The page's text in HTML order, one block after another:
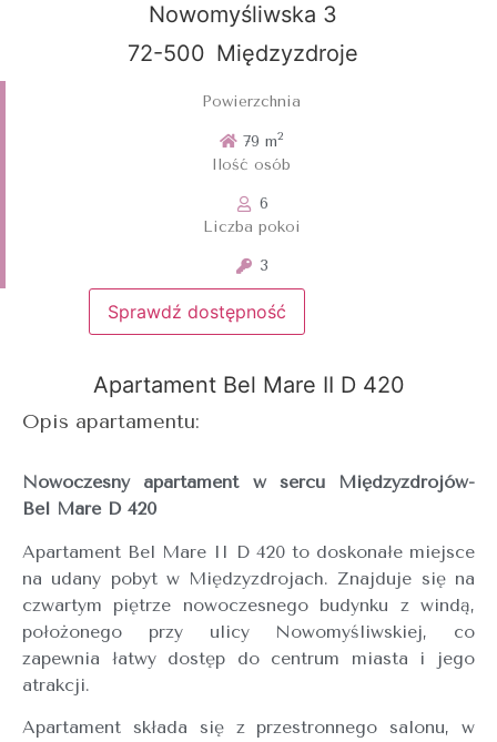
Nowomyśliwska 3
72-500 Międzyzdroje
Powierzchnia
79 m2
Ilość osób
6
Liczba pokoi
3
Sprawdź dostępność
Apartament Bel Mare II D 420
Opis apartamentu:
Nowoczesny apartament w sercu Międzyzdrojów-
Bel Mare D 420
Apartament Bel Mare II D 420 to doskonałe miejsce
na udany pobyt w Międzyzdrojach. Znajduje się na
czwartym piętrze nowoczesnego budynku z windą,
położonego przy ulicy Nowomyśliwskiej, co
zapewnia łatwy dostęp do centrum miasta i jego
atrakcji.
Apartament składa się z przestronnego salonu, w